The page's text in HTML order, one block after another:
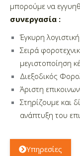
μπορούμε να
συνεργασία :
Έγκυρη
Σειρά
μεγιστοποίηση
Διεξοδικός
Άριστη
Στηρίζουμε και
ανάπτυξη του
Υπηρεσίες